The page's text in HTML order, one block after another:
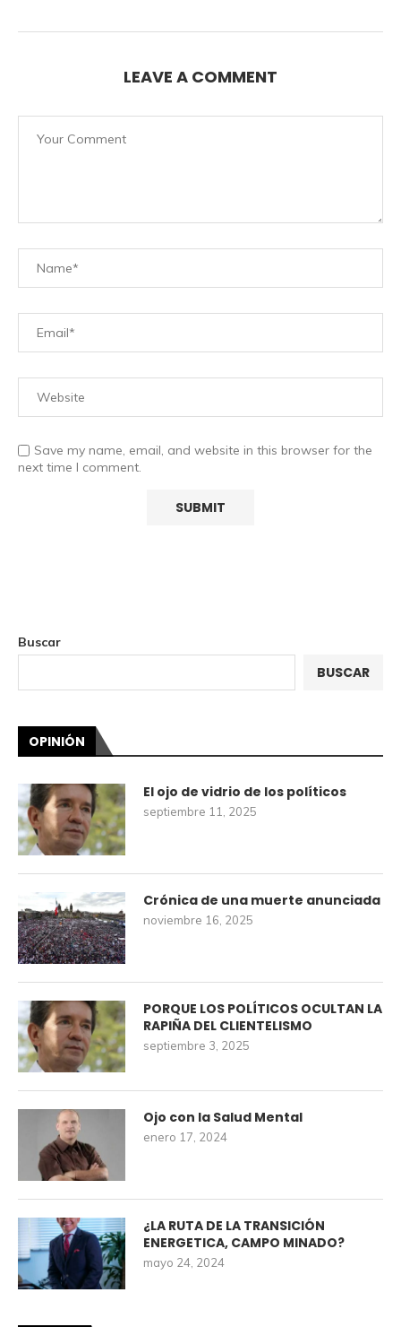
LEAVE A COMMENT
Save my name, email, and website in this browser for the
next time I comment.
Buscar
BUSCAR
OPINIÓN
El ojo de vidrio de los políticos
septiembre 11, 2025
Crónica de una muerte anunciada
noviembre 16, 2025
PORQUE LOS POLÍTICOS OCULTAN LA
RAPIÑA DEL CLIENTELISMO
septiembre 3, 2025
Ojo con la Salud Mental
enero 17, 2024
¿LA RUTA DE LA TRANSICIÓN
ENERGETICA, CAMPO MINADO?
mayo 24, 2024